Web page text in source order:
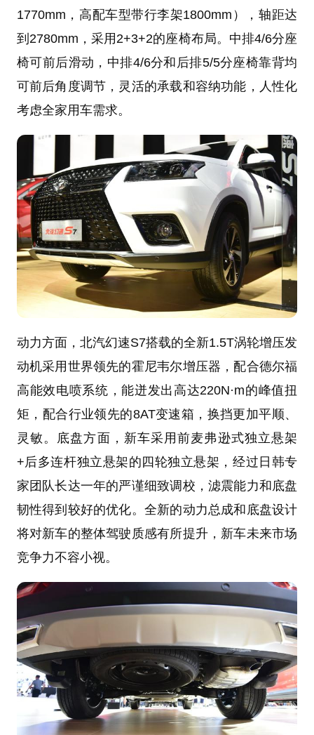
1770mm，高配车型带行李架1800mm），轴距达
到2780mm，采用2+3+2的座椅布局。中排4/6分座
椅可前后滑动，中排4/6分和后排5/5分座椅靠背均
可前后角度调节，灵活的承载和容纳功能，人性化
考虑全家用车需求。
动力方面，北汽幻速S7搭载的全新1.5T涡轮增压发
动机采用世界领先的霍尼韦尔增压器，配合德尔福
高能效电喷系统，能迸发出高达220N·m的峰值扭
矩，配合行业领先的8AT变速箱，换挡更加平顺、
灵敏。底盘方面，新车采用前麦弗逊式独立悬架
+后多连杆独立悬架的四轮独立悬架，经过日韩专
家团队长达一年的严谨细致调校，滤震能力和底盘
韧性得到较好的优化。全新的动力总成和底盘设计
将对新车的整体驾驶质感有所提升，新车未来市场
竞争力不容小视。